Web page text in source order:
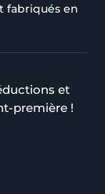
fabriqués en
et
première !